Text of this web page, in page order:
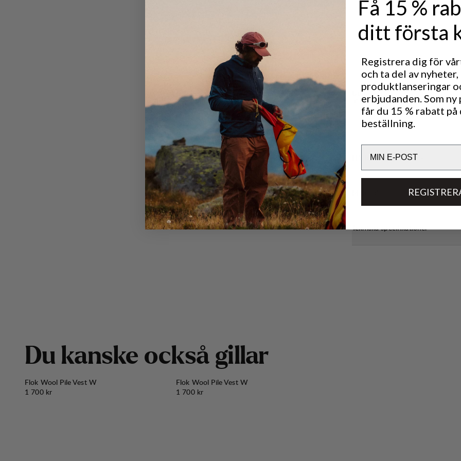
En bröstficka med dragkedja och isolerande vaddering.
Tvåvägsdragkedja fram med stormflik och hakskydd.
DWR-behandling (100% PFAS-fri) för att stöta bort vatten och
Utmärkt för
CLASSIC TREKKING
Hållbarhetsegenskaper
Tekniska specifikationer
Du kanske också gillar
Flok Wool Pile Vest W
Pris:
1 700 kr
Flok Wool Pile Vest W
Pris:
1 700 kr
Få 15 %
ditt första
Registrera dig för
och ta del av nyheter,
produktlanseringar
erbjudanden. Som
får du 15 % rabatt
beställning.